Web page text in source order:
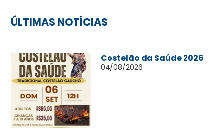
ÚLTIMAS NOTÍCIAS
Costelão da Saúde 2026
04/08/2026